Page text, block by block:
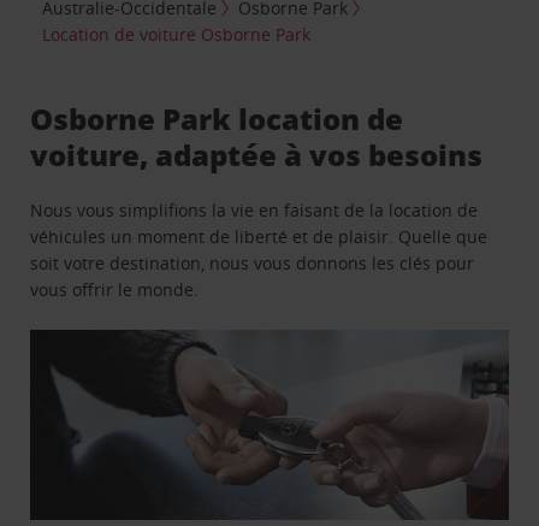
Australie-Occidentale
Osborne Park
Location de voiture Osborne Park
Osborne Park location de
voiture, adaptée à vos besoins
Nous vous simplifions la vie en faisant de la location de
véhicules un moment de liberté et de plaisir. Quelle que
soit votre destination, nous vous donnons les clés pour
vous offrir le monde.